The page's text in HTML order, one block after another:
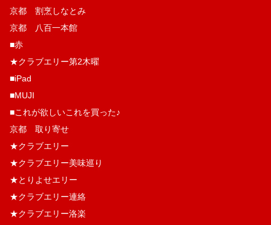
京都 割烹しなとみ
京都 八百一本館
■赤
★クラブエリー第2木曜
■iPad
■MUJI
■これが欲しいこれを買った♪
京都 取り寄せ
★クラブエリー
★クラブエリー美味巡り
★とりよせエリー
★クラブエリー連絡
★クラブエリー洛楽